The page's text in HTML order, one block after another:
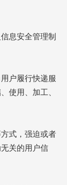
息安全管理制
户履行快递服
使用、加工、
式，强迫或者
关的用户信